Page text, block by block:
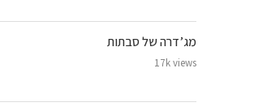
מג’דרה של סבתות
17k views